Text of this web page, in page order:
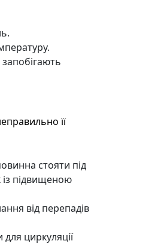
її
стояти під
підвищеною
від перепадів
циркуляції